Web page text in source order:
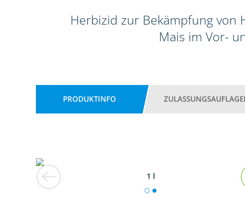
Herbizid zur Bekämpfung von
Mais im Vor-
PRODUKTINFO
1 l